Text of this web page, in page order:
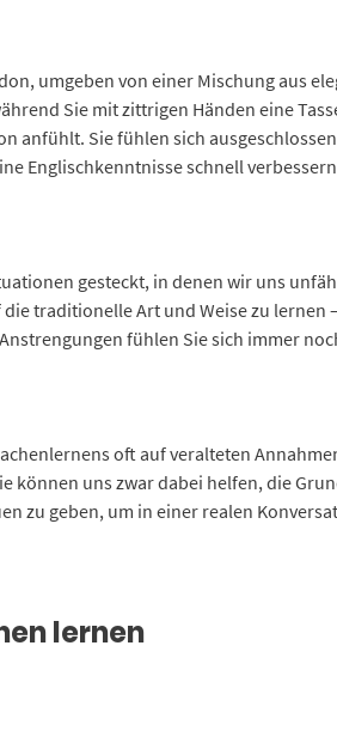
umgeben von einer Mischung aus
Sie mit zittrigen Händen eine
anfühlt. Sie fühlen sich
Englischkenntnisse schnell
gesteckt, in denen wir uns
traditionelle Art und Weise zu
fühlen Sie sich immer
oft auf veralteten
uns zwar dabei helfen, die
zu geben, um in einer realen
lernen